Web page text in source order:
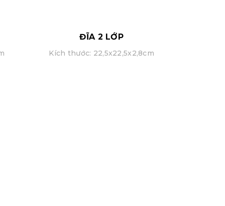
ĐĨA 2 LỚP
Kích thước: 22,5x22,5x2,8cm